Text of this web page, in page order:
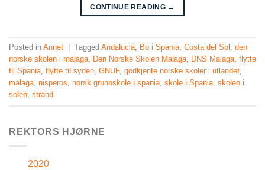
CONTINUE READING →
Posted in Annet Tagged Andalucia, Bo i Spania, Costa del Sol , den
norske skolen i malaga, Den Norske Skolen Malaga, DNS Malaga, flytte
til Spania, flytte til syden, GNUF, godkjente norske skoler i utlandet,
malaga, nisperos, norsk grunnskole i spania, skole i Spania, skolen i
solen, strand
REKTORS HJØRNE
2020